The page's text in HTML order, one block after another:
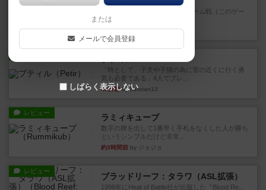
トリックテイキング好きで、チーム戦（このゲー
ムは4人専用）好きなら間違...
7分前by ハロ
「時として、子犬や子猫の為に雷の近くに行く勇
気も必要である」4人でプレ...
40分前by kurotan13
レビュー ラミィキューブ
数字の牌を出して1番早く手札をなくした人が勝ち
というシンプルだけど非常...
約3時間前 by ジョジョ
レビュー
ブラッドリーフ：タラワ（ASL拡張）
1996年にHeat of Battle社が出版した『Blood Re...
または
メールで会員登録
しばらく表示しない